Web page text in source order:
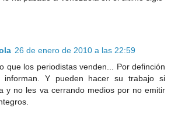
26 de enero de 2010 a las 22:59
que los periodistas venden... Por definción
informan. Y pueden hacer su trabajo si
y no les va cerrando medios por no emitir